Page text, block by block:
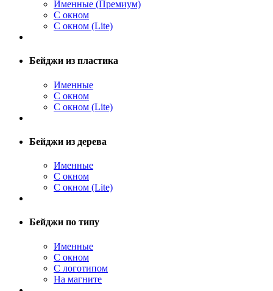
Именные (Премиум)
С окном
С окном (Lite)
Бейджи из пластика
Именные
С окном
С окном (Lite)
Бейджи из дерева
Именные
С окном
С окном (Lite)
Бейджи по типу
Именные
С окном
С логотипом
На магните